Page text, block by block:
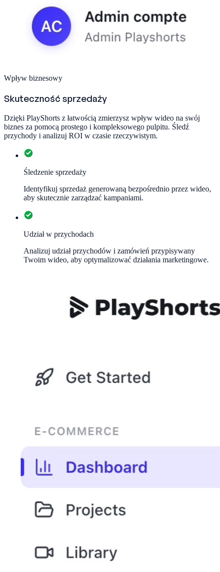
Wpływ biznesowy
Skuteczność sprzedaży
Dzięki PlayShorts z łatwością zmierzysz wpływ wideo na swój
biznes za pomocą prostego i kompleksowego pulpitu. Śledź
przychody i analizuj ROI w czasie rzeczywistym.
Śledzenie sprzedaży
Identyfikuj sprzedaż generowaną bezpośrednio przez wideo,
aby skutecznie zarządzać kampaniami.
Udział w przychodach
Analizuj udział przychodów i zamówień przypisywany
Twoim wideo, aby optymalizować działania marketingowe.